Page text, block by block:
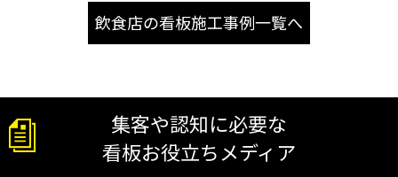
飲食店の看板施工事例一覧へ
集客や認知に必要な
看板お役立ちメディア